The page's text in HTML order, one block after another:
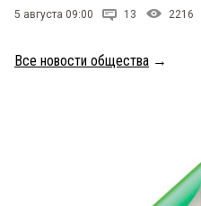
5 августа 09:00 13 2216
Все новости общества →